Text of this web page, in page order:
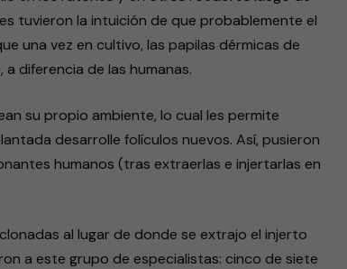
tuvieron la intuición de que probablemente el
una vez en cultivo, las papilas dérmicas de
diferencia de las humanas.
su propio ambiente, lo cual les permite
desarrolle folículos nuevos. Así, pusieron
humanos (tras extraerlas e injertarlas en
al lugar de donde se extrajo el injerto
a este grupo de especialistas: cinco de siete